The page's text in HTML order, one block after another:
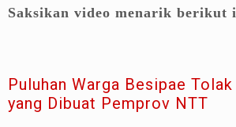
Saksikan video menarik berikut
Puluhan Warga Besipae
yang Dibuat Pemprov NTT